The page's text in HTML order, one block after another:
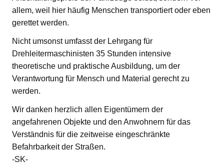
allem, weil hier häufig Menschen transportiert oder eben
gerettet werden.
Nicht umsonst umfasst der Lehrgang für
Drehleitermaschinisten 35 Stunden intensive
theoretische und praktische Ausbildung, um der
Verantwortung für Mensch und Material gerecht zu
werden.
Wir danken herzlich allen Eigentümern der
angefahrenen Objekte und den Anwohnern für das
Verständnis für die zeitweise eingeschränkte
Befahrbarkeit der Straßen.
-SK-